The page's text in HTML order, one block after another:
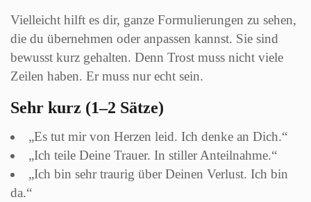
Vielleicht hilft es dir, ganze Formulierungen zu sehen,
die du übernehmen oder anpassen kannst. Sie sind
bewusst kurz gehalten. Denn Trost muss nicht viele
Zeilen haben. Er muss nur echt sein.
Sehr kurz (1–2 Sätze)
„Es tut mir von Herzen leid. Ich denke an Dich.“
„Ich teile Deine Trauer. In stiller Anteilnahme.“
„Ich bin sehr traurig über Deinen Verlust. Ich bin
da.“